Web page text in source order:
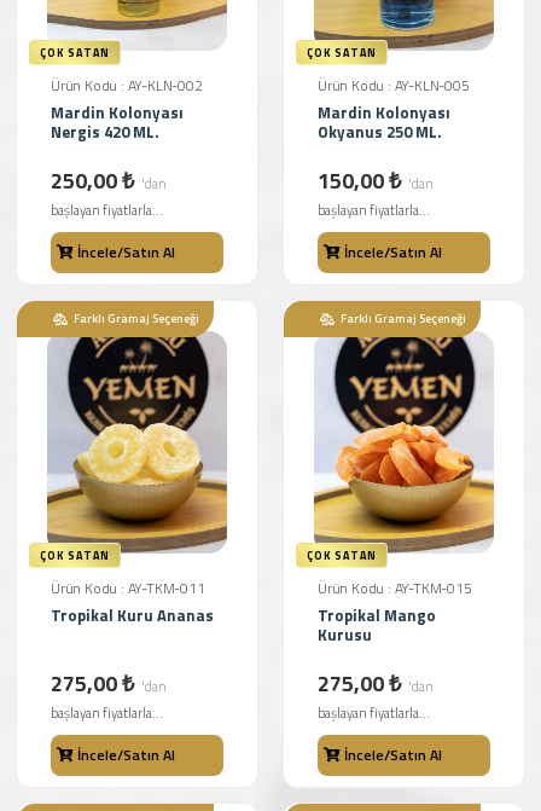
ÇOK SATAN
Ürün Kodu : AY-KLN-002
Mardin Kolonyası
Nergis 420 ML.
250,00 ₺ 'dan
başlayan fiyatlarla...
İncele/Satın Al
ÇOK SATAN
Ürün Kodu : AY-KLN-005
Mardin Kolonyası
Okyanus 250 ML.
150,00 ₺ 'dan
başlayan fiyatlarla...
İncele/Satın Al
ÇOK SATAN
Farklı Gramaj Seçeneği
Ürün Kodu : AY-TKM-011
Tropikal Kuru Ananas
275,00 ₺ 'dan
başlayan fiyatlarla...
İncele/Satın Al
ÇOK SATAN
Farklı Gramaj Seçeneği
Ürün Kodu : AY-TKM-015
Tropikal Mango
Kurusu
275,00 ₺ 'dan
başlayan fiyatlarla...
İncele/Satın Al